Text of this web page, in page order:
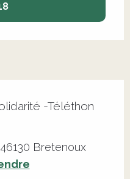
-Téléthon
Bretenoux